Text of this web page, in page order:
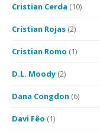
Cristian Cerda (10)
Cristian Rojas (2)
Cristian Romo (1)
D.L. Moody (2)
Dana Congdon (6)
Davi Fêo (1)